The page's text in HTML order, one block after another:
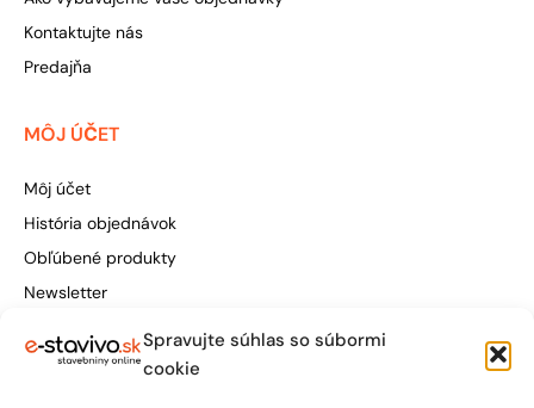
Spravujte súhlas so súbormi
cookie
Kontaktujte nás
Predajňa
MÔJ ÚČET
Môj účet
História objednávok
Obľúbené produkty
Newsletter
Štúrova 155, 949 01 Nitra